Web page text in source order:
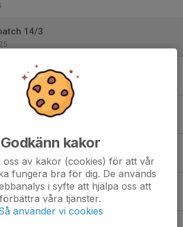
14/3
7/3
1/3
23/2
Godkänn kakor
oss av kakor (cookies) för att vår
fungera bra för dig. De används
i syfte att hjälpa oss att
förbättra våra tjänster.
använder vi cookies